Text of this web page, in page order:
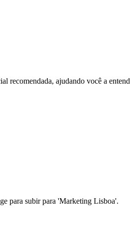
recomendada, ajudando você a
para subir para 'Marketing Lisboa'.